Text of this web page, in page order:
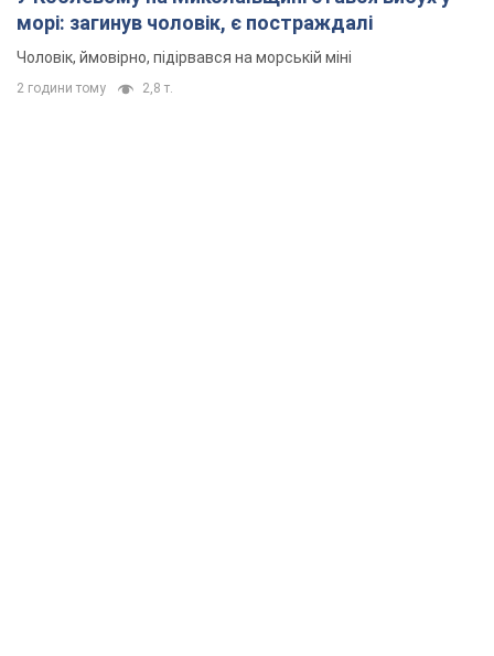
морі: загинув чоловік, є постраждалі
Чоловік, ймовірно, підірвався на морській міні
2 години тому 2,8 т.